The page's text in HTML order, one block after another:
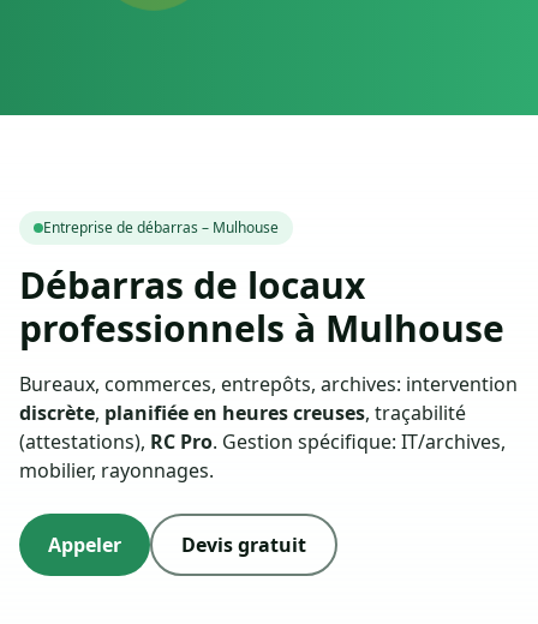
Entreprise de débarras – Mulhouse
Débarras de locaux
professionnels à Mulhouse
Bureaux, commerces, entrepôts, archives: intervention
discrète, planifiée en heures creuses, traçabilité
(attestations), RC Pro. Gestion spécifique: IT/archives,
mobilier, rayonnages.
Appeler Devis gratuit